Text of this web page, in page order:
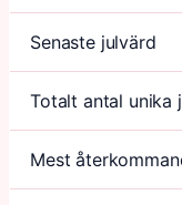
Senaste julvärd
Totalt antal unika
Mest